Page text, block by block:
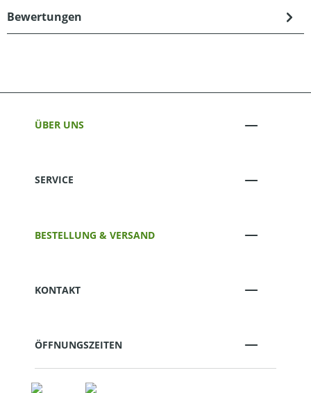
Bewertungen
ÜBER UNS
SERVICE
BESTELLUNG & VERSAND
KONTAKT
ÖFFNUNGSZEITEN